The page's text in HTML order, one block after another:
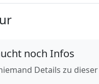
noch Infos
Details zu